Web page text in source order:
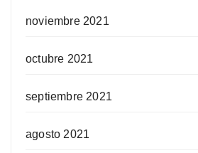
noviembre 2021
octubre 2021
septiembre 2021
agosto 2021